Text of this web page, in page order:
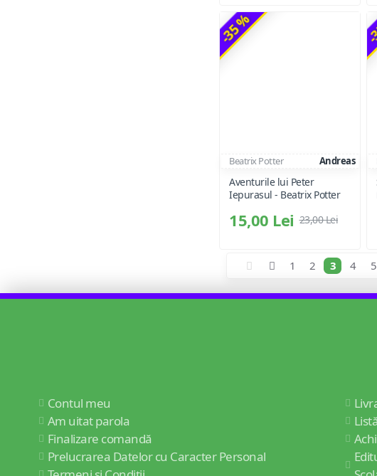
-35 %
Beatrix Potter Andreas
Aventurile lui Peter
Iepurasul - Beatrix Potter
15,00 Lei 23,00 Lei
-
1 2 3 4 5
Contul meu
Am uitat parola
Finalizare comandă
Prelucrarea Datelor cu Caracter Personal